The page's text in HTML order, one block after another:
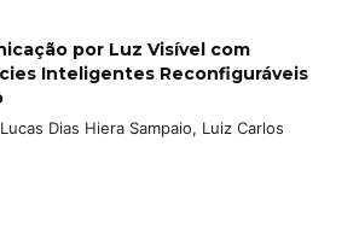
por Luz Visível com
Inteligentes Reconfiguráveis
Dias Hiera Sampaio, Luiz Carlos